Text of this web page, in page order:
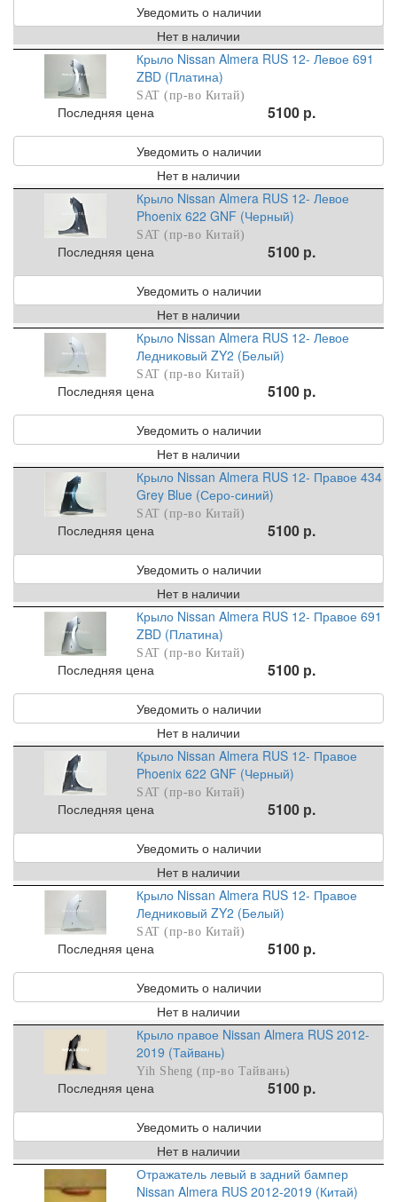
Уведомить о наличии
Нет в наличии
Крыло Nissan Almera RUS 12- Левое 691
ZBD (Платина)
SAT (пр-во Китай)
Последняя цена 5100 р.
Уведомить о наличии
Нет в наличии
Крыло Nissan Almera RUS 12- Левое
Phoenix 622 GNF (Черный)
SAT (пр-во Китай)
Последняя цена 5100 р.
Уведомить о наличии
Нет в наличии
Крыло Nissan Almera RUS 12- Левое
Ледниковый ZY2 (Белый)
SAT (пр-во Китай)
Последняя цена 5100 р.
Уведомить о наличии
Нет в наличии
Крыло Nissan Almera RUS 12- Правое 434
Grey Blue (Серо-синий)
SAT (пр-во Китай)
Последняя цена 5100 р.
Уведомить о наличии
Нет в наличии
Крыло Nissan Almera RUS 12- Правое 691
ZBD (Платина)
SAT (пр-во Китай)
Последняя цена 5100 р.
Уведомить о наличии
Нет в наличии
Крыло Nissan Almera RUS 12- Правое
Phoenix 622 GNF (Черный)
SAT (пр-во Китай)
Последняя цена 5100 р.
Уведомить о наличии
Нет в наличии
Крыло Nissan Almera RUS 12- Правое
Ледниковый ZY2 (Белый)
SAT (пр-во Китай)
Последняя цена 5100 р.
Уведомить о наличии
Нет в наличии
Крыло правое Nissan Almera RUS 2012-
2019 (Тайвань)
Yih Sheng (пр-во Тайвань)
Последняя цена 5100 р.
Уведомить о наличии
Нет в наличии
Отражатель левый в задний бампер
Nissan Almera RUS 2012-2019 (Китай)